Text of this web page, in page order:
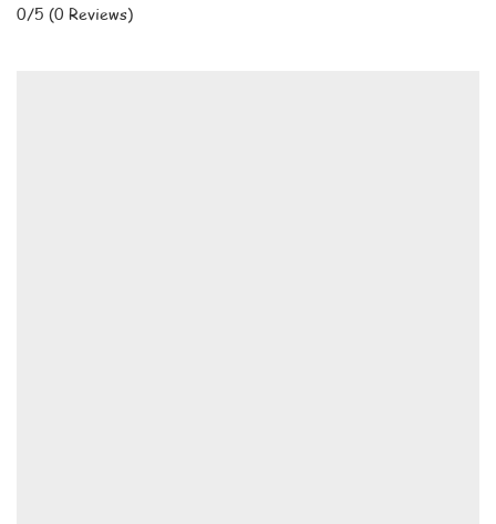
0/5 (0 Reviews)